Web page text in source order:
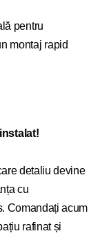
pentru
montaj rapid
detaliu devine
cu
Comandați acum
rafinat și